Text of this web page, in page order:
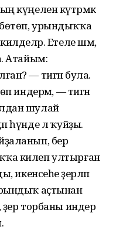
күңелен күтәрмәк
урындыҡҡа
Етеле шәм,
Атайым:
— тигән була.
ин­дерәм, — тигән
шулай
һүнде лә ҡуйҙы.
бер
килеп ултырған
икенсеһе әҙерләп
аҫтынан
торбаны индерә